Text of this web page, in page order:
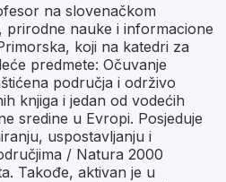
na slovenačkom
prirodne nauke i informacione
koji na katedri za
predmete: Očuvanje
područja i održivo
knjiga i jedan od vodećih
sredine u Evropi. Posjeduje
uspostavljanju i
/ Natura 2000
Takođe, aktivan je u